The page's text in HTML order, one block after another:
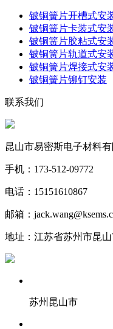
铍铜簧片开槽式安
铍铜簧片卡装式安
铍铜簧片胶粘式安
铍铜簧片轨道式安
铍铜簧片焊接式安
铍铜簧片铆钉安装
联系我们
昆山市易密斯电子材料有
手机：173-512-09772
电话：15151610867
邮箱：
地址：江苏省苏州市昆
苏州昆山市